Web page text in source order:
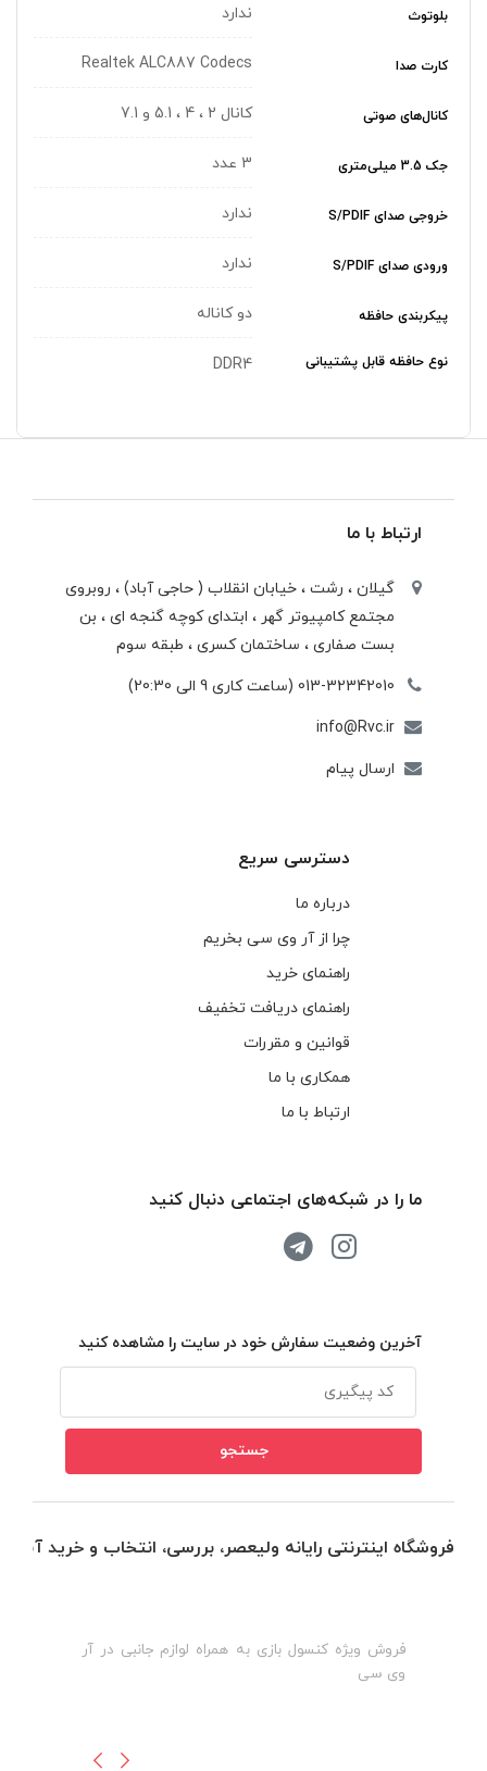
بلوتوث ندارد
کارت صدا Realtek ALC887 Codecs
کانال‌های صوتی کانال 2 ، 4 ، 5.1 و 7.1
جک 3.5 میلی‌متری 3 عدد
خروجی صدای S/PDIF ندارد
ورودی صدای S/PDIF ندارد
پیکربندی حافظه دو کاناله
نوع حافظه قابل پشتیبانی DDR4
ارتباط با ما
گیلان ، رشت ، خيابان انقلاب ( حاجی آباد) ، روبروی
مجتمع كامپيوتر گهر ، ابتدای كوچه گنجه ای ، بن
بست صفاری ، ساختمان كسری ، طبقه سوم
013-32342010 (ساعت کاری 9 الی 20:30)
info@Rvc.ir
ارسال پیام
دسترسی سریع
درباره ما
چرا از آر وی سی بخریم
راهنمای خرید
راهنمای دریافت تخفیف
قوانین و مقررات
همکاری با ما
ارتباط با ما
ما را در شبکه‌های اجتماعی دنبال کنید
آخرین وضعیت سفارش خود در سایت را مشاهده کنید
فروشگاه اینترنتی رایانه ولیعصر، بررسی، انتخاب و خرید
فروش ویژه کنسول بازی به همراه لوازم جانبی در آر
وی سی